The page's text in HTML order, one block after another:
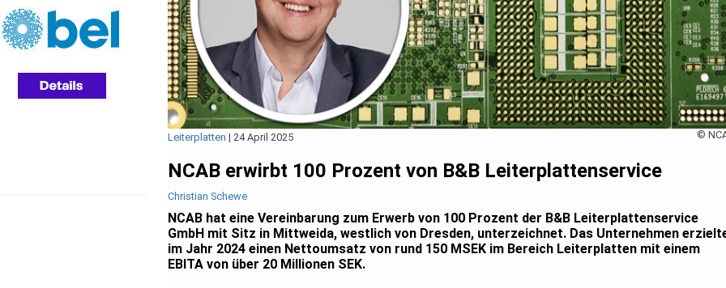
©
Leiterplatten | 24 April 2025
NCAB erwirbt 100 Prozent von B&B Leiterplattenservice
Christian Schewe
NCAB hat eine Vereinbarung zum Erwerb von 100 Prozent der B&B Leiterplattenservice
GmbH mit Sitz in Mittweida, westlich von Dresden, unterzeichnet. Das Unternehmen
im Jahr 2024 einen Nettoumsatz von rund 150 MSEK im Bereich Leiterplatten mit einem
EBITA von über 20 Millionen SEK.